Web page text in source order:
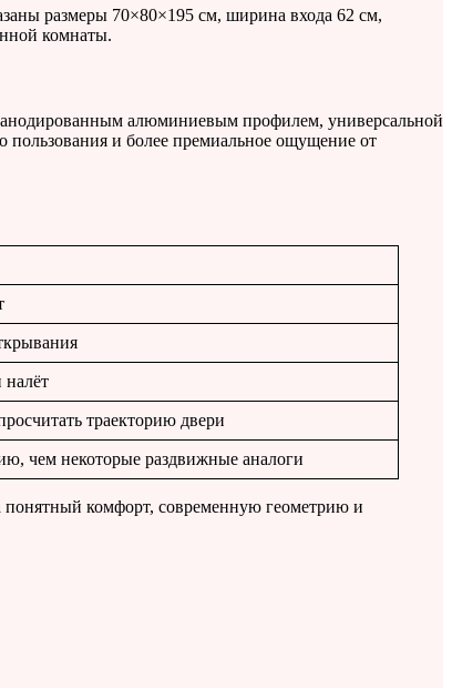
размеры 70×80×195 см, ширина входа 62 см,
комнаты.
алюминиевым профилем, универсальной
пользования и более премиальное ощущение от
налёт
траекторию двери
чем некоторые раздвижные аналоги
комфорт, современную геометрию и